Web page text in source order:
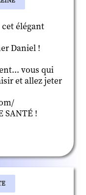
élégant
Daniel !
vous qui
et allez jeter
SANTÉ !